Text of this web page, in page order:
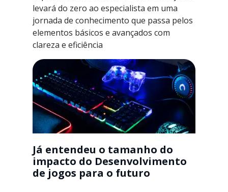
levará do zero ao especialista em uma
jornada de conhecimento que passa pelos
elementos básicos e avançados com
clareza e eficiência
Já entendeu o tamanho do
impacto do Desenvolvimento
de jogos para o futuro